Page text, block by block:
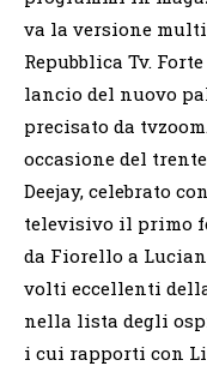
va la versione
Repubblica Tv.
lancio del nuovo
precisato da
occasione del
Deejay, celebrato
televisivo il primo
da Fiorello a
volti eccellenti
nella lista degli
i cui rapporti con